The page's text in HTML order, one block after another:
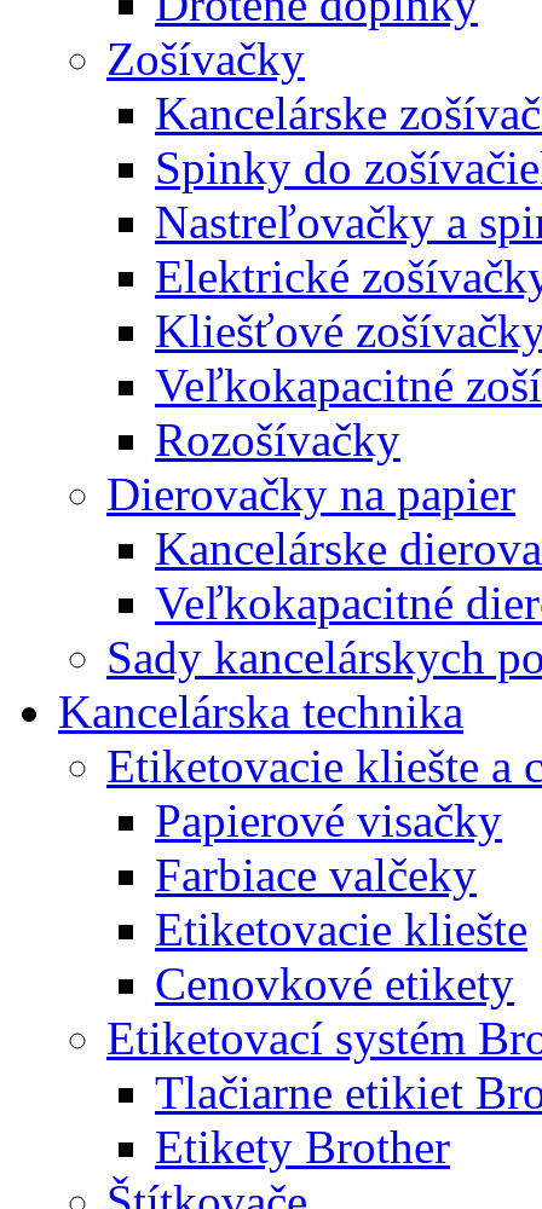
Zošívačky
Kancelárske
Spinky do
Nastreľovačky a
Elektrické
Kliešťové
Veľkokapacitné
Rozošívačky
Dierovačky na papier
Kancelárske
Veľkokapacitné
Sady kancelárskych
Kancelárska technika
Etiketovacie kliešte a
Papierové visačky
Farbiace valčeky
Etiketovacie kliešte
Cenovkové etikety
Etiketovací systém
Tlačiarne etikiet
Etikety Brother